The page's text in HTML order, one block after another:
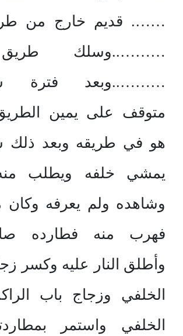
……. قديم خارج من
………..وسلك
………..وبعد فترة
متوقف على يمين
هو في طريقه وبعد
يمشي خلفه ويطلب
وشاهده ولم يعرفه وكان
فهرب منه فطارده
وأطلق النار عليه وكسر
الخلفي وزجاج باب
الخلفي واستمر